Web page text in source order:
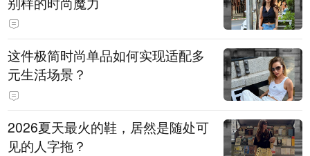
这件极简时尚单品如何实现适配多
元生活场景？
2026夏天最火的鞋，居然是随处可
见的人字拖？